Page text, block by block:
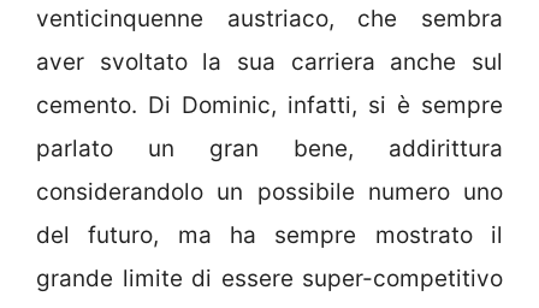
venticinquenne austriaco, che sembra
aver svoltato la sua carriera anche sul
cemento. Di Dominic, infatti, si è sempre
parlato un gran bene, addirittura
considerandolo un possibile numero uno
del futuro, ma ha sempre mostrato il
grande limite di essere super-competitivo